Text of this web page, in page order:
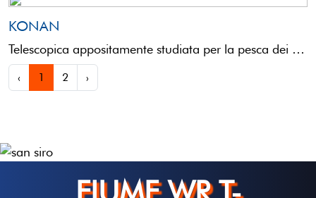
KONAN
Telescopica appositamente studiata per la pesca dei grandi pesci come storioni, siluri e grosse carpe. La KONAN è ...
‹ 1 2 ›